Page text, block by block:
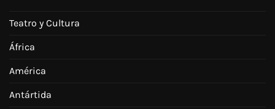
Teatro y Cultura
África
América
Antártida